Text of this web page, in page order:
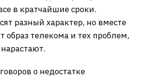
в кратчайшие сроки.
разный характер, но вместе
телекома и тех проблем,
о недостатке